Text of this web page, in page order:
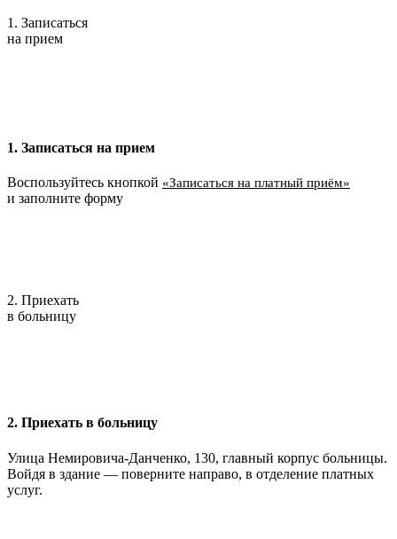
1. Записаться
на прием
1. Записаться на прием
Воспользуйтесь кнопкой «Записаться на платный приём»
и заполните форму
2. Приехать
в больницу
2. Приехать в больницу
Улица Немировича-Данченко, 130, главный корпус больницы.
Войдя в здание — поверните направо, в отделение платных
услуг.